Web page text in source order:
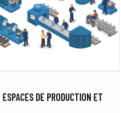
ESPACES DE PRODUCTION ET